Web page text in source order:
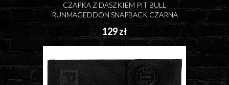
CZAPKA Z DASZKIEM PIT BULL
RUNMAGEDDON SNAPBACK CZARNA
129 zł